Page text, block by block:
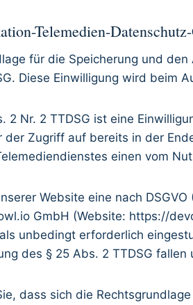
Telemedien-
für die Speicherung und
Diese Einwilligung wird beim
2 Nr. 2 TTDSG ist eine
der Zugriff auf bereits in der
einen vom
Website eine nach
GmbH (Website: https://
unbedingt erforderlich
des § 25 Abs. 2 TTDSG
dass sich die